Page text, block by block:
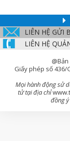
LIÊN HỆ GỬI
LIÊN HỆ
Giấy phép số 436/
Mọi hành động sử
tử tại địa chỉ
đồng